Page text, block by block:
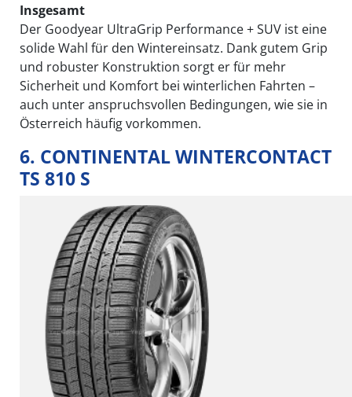
Insgesamt
Der Goodyear UltraGrip Performance + SUV ist eine
solide Wahl für den Wintereinsatz. Dank gutem Grip
und robuster Konstruktion sorgt er für mehr
Sicherheit und Komfort bei winterlichen Fahrten –
auch unter anspruchsvollen Bedingungen, wie sie in
Österreich häufig vorkommen.
6. CONTINENTAL WINTERCONTACT
TS 810 S